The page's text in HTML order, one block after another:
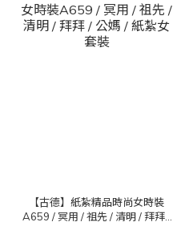
【古德】紙紮精品時尚女時裝
A659 / 冥用 / 祖先 / 清明 / 拜拜 /